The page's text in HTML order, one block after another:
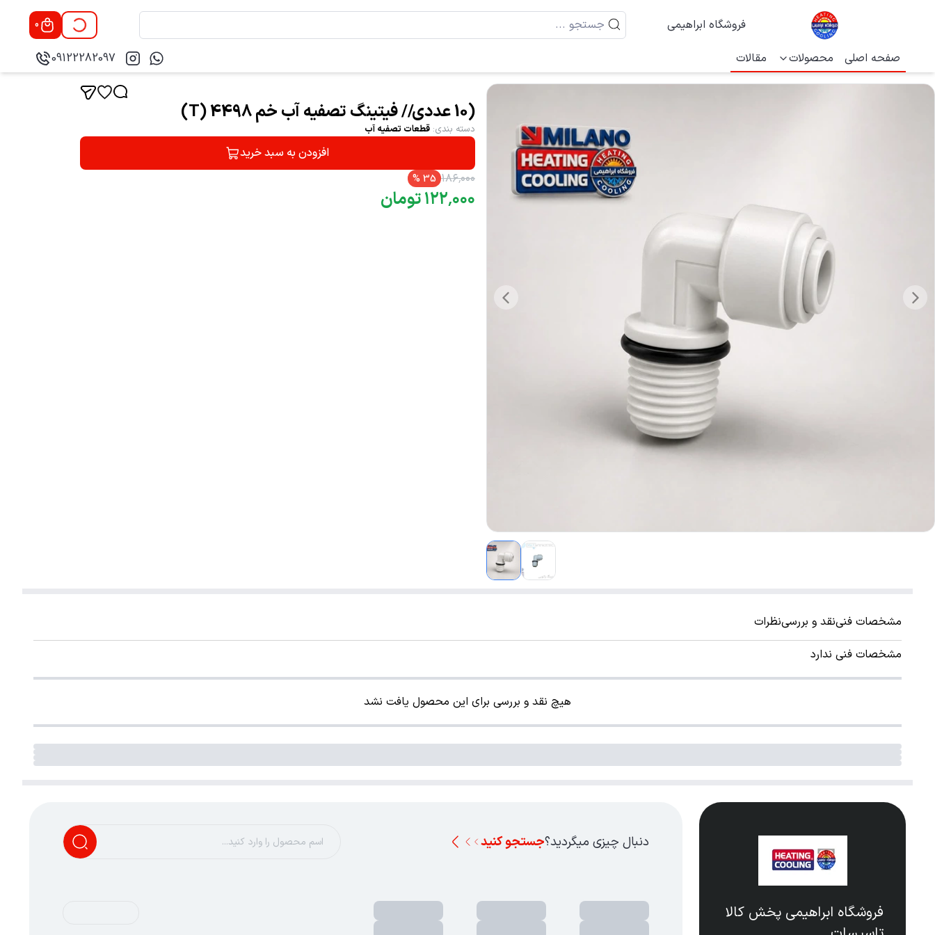
فروشگاه ابراهیمی 0
صفحه اصلی محصولات مقالات 09122282097
(10 عددی// فیتینگ تصفیه آب خم 4498 (T)
دسته بندی: قطعات تصفیه آب
افزودن به سبد خرید
۱۸۶٬۰۰۰ 35
%
۱۲۲٬۰۰۰ تومان
مشخصات فنینقد و بررسینظرات
مشخصات فنی ندارد
هیچ نقد و بررسی برای این محصول یافت نشد
فروشگاه ابراهیمی پخش کالا
دنبال چیزی میگردید؟جستجو کنید